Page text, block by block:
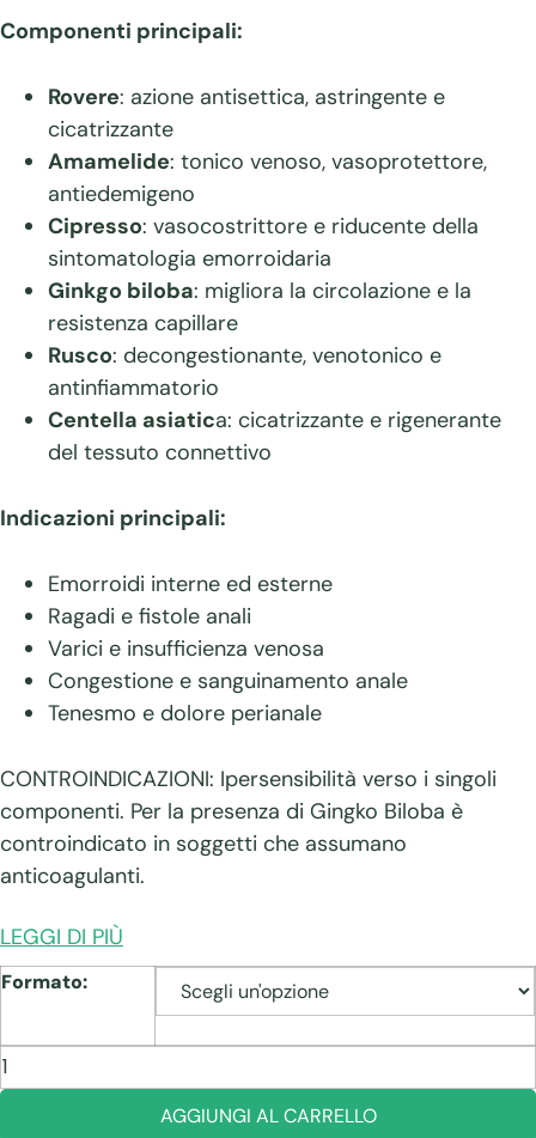
Componenti principali:
Rovere: azione antisettica, astringente e
cicatrizzante
Amamelide: tonico venoso, vasoprotettore,
antiedemigeno
Cipresso: vasocostrittore e riducente della
sintomatologia emorroidaria
Ginkgo biloba: migliora la circolazione e la
resistenza capillare
Rusco: decongestionante, venotonico e
antinfiammatorio
Centella asiatica: cicatrizzante e rigenerante
del tessuto connettivo
Indicazioni principali:
Emorroidi interne ed esterne
Ragadi e fistole anali
Varici e insufficienza venosa
Congestione e sanguinamento anale
Tenesmo e dolore perianale
CONTROINDICAZIONI: Ipersensibilità verso i singoli
componenti. Per la presenza di Gingko Biloba è
controindicato in soggetti che assumano
anticoagulanti.
LEGGI DI PIÙ
Formato:
Emonor
quantità
AGGIUNGI AL CARRELLO